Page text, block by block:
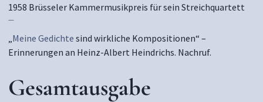
1958 Brüsseler Kammermusikpreis für sein Streichquartett
—
„Meine Gedichte sind wirkliche Kompositionen“ –
Erinnerungen an Heinz-Albert Heindrichs. Nachruf.
Gesamtausgabe